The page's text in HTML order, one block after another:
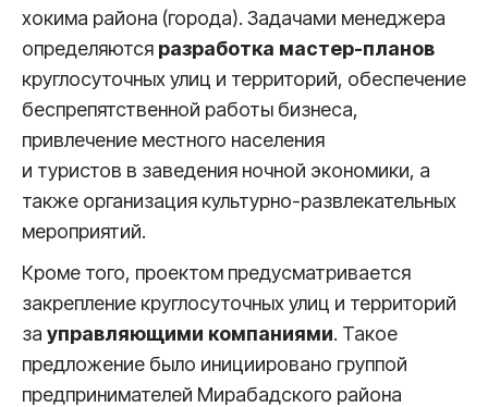
хокима района (города). Задачами менеджера
определяются разработка мастер-планов
круглосуточных улиц и территорий, обеспечение
беспрепятственной работы бизнеса,
привлечение местного населения
и туристов в заведения ночной экономики, а
также организация культурно-развлекательных
мероприятий.
Кроме того, проектом предусматривается
закрепление круглосуточных улиц и территорий
за управляющими компаниями. Такое
предложение было инициировано группой
предпринимателей Мирабадского района